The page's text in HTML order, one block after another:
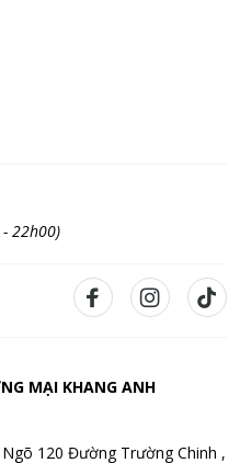
22h00)
MẠI KHANG ANH
120 Đường Trường Chinh ,